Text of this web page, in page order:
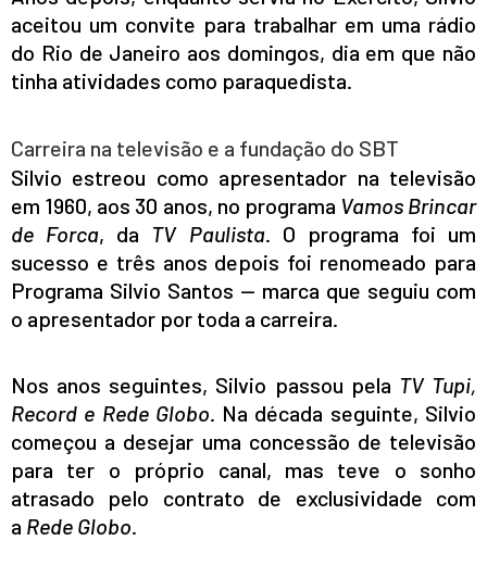
aceitou um convite para trabalhar em uma rádio
do Rio de Janeiro aos domingos, dia em que não
tinha atividades como paraquedista.
Carreira na televisão e a fundação do SBT
Silvio estreou como apresentador na televisão
em 1960, aos 30 anos, no programa Vamos Brincar
de Forca, da TV Paulista. O programa foi um
sucesso e três anos depois foi renomeado para
Programa Silvio Santos — marca que seguiu com
o apresentador por toda a carreira.
Nos anos seguintes, Silvio passou pela TV Tupi,
Record e Rede Globo. Na década seguinte, Silvio
começou a desejar uma concessão de televisão
para ter o próprio canal, mas teve o sonho
atrasado pelo contrato de exclusividade com
a Rede Globo.